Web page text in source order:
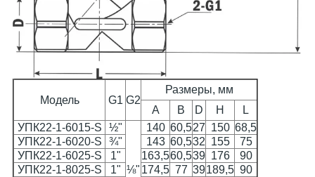
Модель G1 G2
Размеры, мм
A
B D H
L
УПК22-1-6015-S
½"
⅛"
140 60,527 150 68,5
УПК22-1-6020-S
¾" 143 60,532 155
75
УПК22-1-6025-S
1" 163,560,539 176
90
УПК22-1-8025-S
1" 174,5 77 39189,5 90